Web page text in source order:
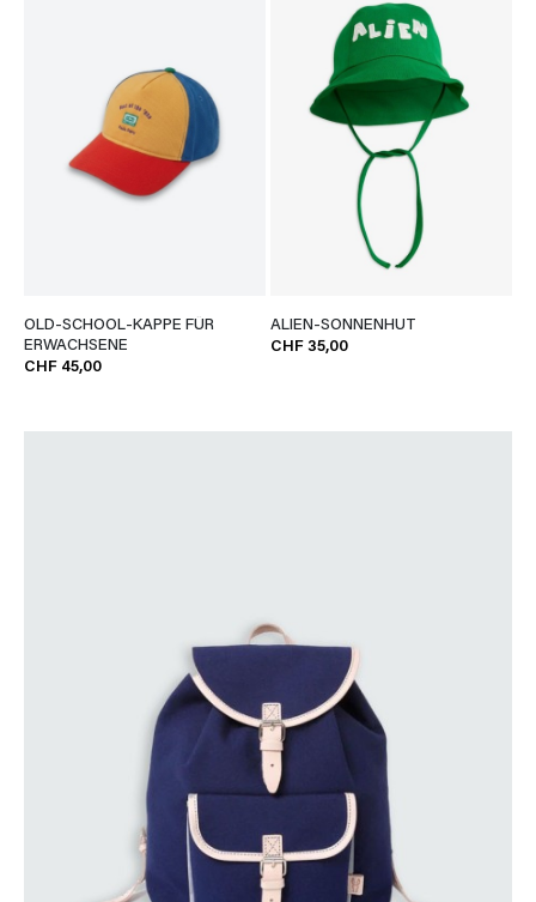
OLD-SCHOOL-KAPPE FÜR
ERWACHSENE
CHF 45,00
ALIEN-SONNENHUT
CHF 35,00